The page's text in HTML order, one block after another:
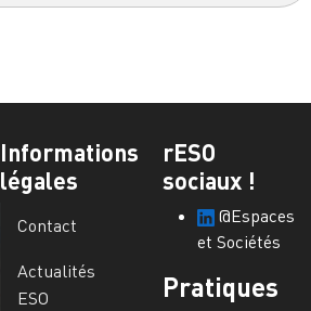
Informations
légales
Contact
Actualités
ESO
rESO
sociaux !
@Espaces
et Sociétés
Pratiques